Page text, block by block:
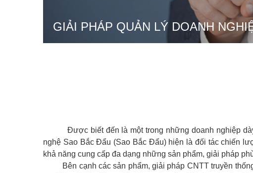
GIẢI PHÁP QUẢN LÝ DOANH
Được biết đến là một trong những doanh nghiệp
nghệ Sao Bắc Đẩu (Sao Bắc Đẩu) hiện là đối tác chiến
khả năng cung cấp đa dạng những sản phẩm, giải pháp
Bên cạnh các sản phẩm, giải pháp CNTT truyền thống